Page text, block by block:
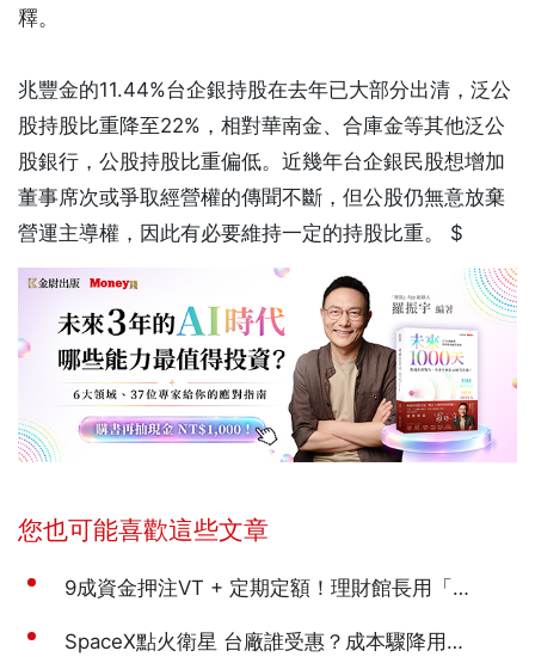
釋。
兆豐金的11.44%台企銀持股在去年已大部分出清，泛公
股持股比重降至22%，相對華南金、合庫金等其他泛公
股銀行，公股持股比重偏低。近幾年台企銀民股想增加
董事席次或爭取經營權的傳聞不斷，但公股仍無意放棄
營運主導權，因此有必要維持一定的持股比重。 $